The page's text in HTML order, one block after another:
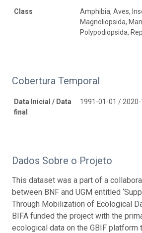
Class
Amphibia, Aves,
Magnoliopsida,
Polypodiopsida,
Cobertura Temporal
Data Inicial / Data
final
1991-01-01 / 2020-
Dados Sobre o Projeto
This dataset was a part of a
between BNF and UGM entitled
Through Mobilization of Ecological
BIFA funded the project with the
ecological data on the GBIF platform